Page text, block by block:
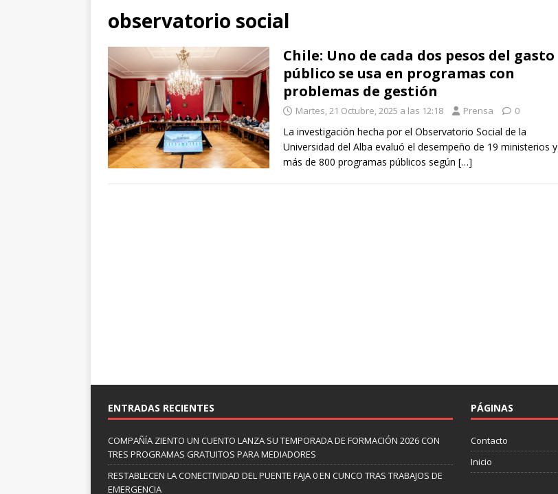
observatorio social
Chile: Uno de cada dos pesos del gasto
público se usa en programas con
problemas de gestión
Martes, 21 Octubre, 2025 a las 12:18 Prensa 0
La investigación hecha por el Observatorio Social de la
Universidad del Alba evaluó el desempeño de 19 ministerios y
más de 800 programas públicos según […]
ENTRADAS RECIENTES
COMPAÑÍA ZIENTO UN CUENTO LANZA SU TEMPORADA DE FORMACIÓN 2026 CON
TRES PROGRAMAS GRATUITOS PARA MEDIADORES
RESTABLECEN LA CONECTIVIDAD DEL PUENTE FAJA 0 EN CUNCO TRAS TRABAJOS DE
EMERGENCIA
PÁGINAS
Contacto
Inicio